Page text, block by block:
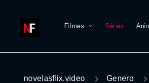
Filmes Séries
novelasflix.video Genero